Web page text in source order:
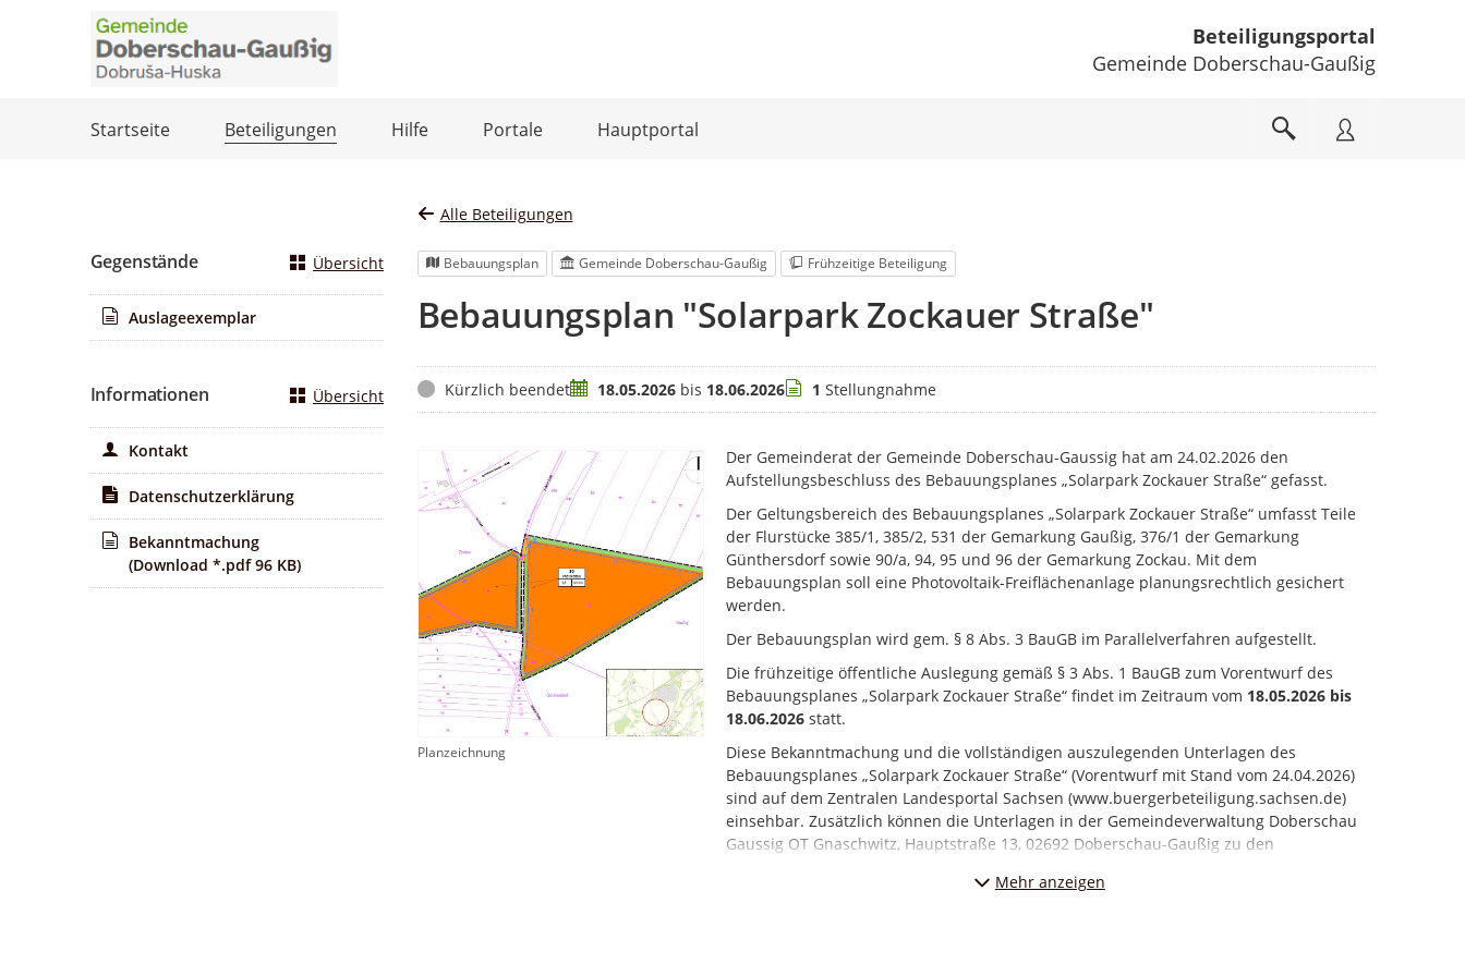
Beteiligungsportal
Gemeinde Doberschau-Gaußig
Startseite Beteiligungen Hilfe Portale Hauptportal
Alle Beteiligungen
Bebauungsplan Gemeinde Doberschau-Gaußig Frühzeitige Beteiligung
Bebauungsplan "Solarpark Zockauer Straße"
StatusKürzlich beendetZeitraum
18.05.2026bis 18.06.2026Stellungnahmen
1 Stellungnahme
Planzeichnung
Der Gemeinderat der Gemeinde Doberschau-Gaussig hat am 24.02.2026 den
Aufstellungsbeschluss des Bebauungsplanes „Solarpark Zockauer Straße“ gefasst.
Der Geltungsbereich des Bebauungsplanes „Solarpark Zockauer Straße“ umfasst Teile
der Flurstücke 385/1, 385/2, 531 der Gemarkung Gaußig, 376/1 der Gemarkung
Günthersdorf sowie 90/a, 94, 95 und 96 der Gemarkung Zockau. Mit dem
Bebauungsplan soll eine Photovoltaik-Freiflächenanlage planungsrechtlich gesichert
werden.
Der Bebauungsplan wird gem. § 8 Abs. 3 BauGB im Parallelverfahren aufgestellt.
Die frühzeitige öffentliche Auslegung gemäß § 3 Abs. 1 BauGB zum Vorentwurf des
Bebauungsplanes „Solarpark Zockauer Straße“ findet im Zeitraum vom 18.05.2026 bis
18.06.2026statt.
Diese Bekanntmachung und die vollständigen auszulegenden Unterlagen des
Bebauungsplanes „Solarpark Zockauer Straße“ (Vorentwurf mit Stand vom 24.04.2026)
sind auf dem Zentralen Landesportal Sachsen (www.buergerbeteiligung.sachsen.de)
einsehbar. Zusätzlich können die Unterlagen in der Gemeindeverwaltung Doberschau
Gaussig OT Gnaschwitz, Hauptstraße 13, 02692 Doberschau-Gaußig zu den
der Planunterlagen erfolgt außerdem unter https://www.doberschau-
Mehr anzeigen
Gegenstände Übersicht
Auslageexemplar
Informationen Übersicht
Kontakt
Datenschutzerklärung
Bekanntmachung
(Download *.pdf 96 KB)